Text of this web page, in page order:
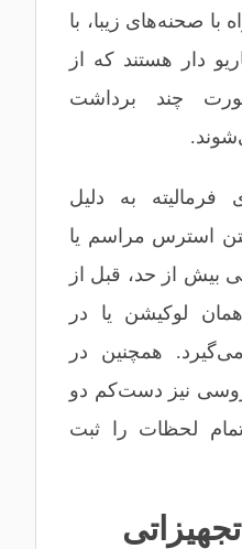
با صحنه‌های زیبا، با
دار هستند که از
چند برداشت
فرمالیته به دلیل
استرس مراسم یا
بیش از حد، قبل از
لوکیشن یا در
همچنین در
نیز دست‌کم دو
تمام لحظات را ثبت